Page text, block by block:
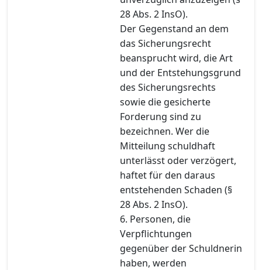
28 Abs. 2 InsO).
Der Gegenstand an dem
das Sicherungsrecht
beansprucht wird, die Art
und der Entstehungsgrund
des Sicherungsrechts
sowie die gesicherte
Forderung sind zu
bezeichnen. Wer die
Mitteilung schuldhaft
unterlässt oder verzögert,
haftet für den daraus
entstehenden Schaden (§
28 Abs. 2 InsO).
6. Personen, die
Verpflichtungen
gegenüber der Schuldnerin
haben, werden